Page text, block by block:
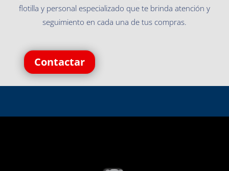
flotilla y personal especializado que te brinda atención y
seguimiento en cada una de tus compras.
Contactar